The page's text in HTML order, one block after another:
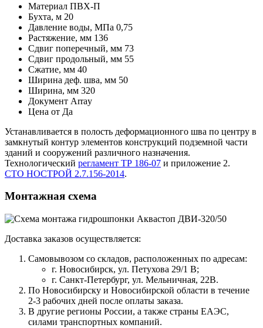
Материал ПВХ-П
Бухта, м 20
Давление воды, МПа 0,75
Растяжение, мм 136
Сдвиг поперечный, мм 73
Сдвиг продольный, мм 55
Сжатие, мм 40
Ширина деф. шва, мм 50
Ширина, мм 320
Документ Array
Цена от Да
Устанавливается в полость деформационного шва по центру в
замкнутый контур элементов конструкций подземной части
зданий и сооружений различного назначения.
Технологический регламент ТР 186-07 и приложение 2.
СТО НОСТРОЙ 2.7.156-2014.
Монтажная схема
Доставка заказов осуществляется:
Самовывозом со складов, расположенных по адресам:
г. Новосибирск, ул. Петухова 29/1 В;
г. Санкт-Петербург, ул. Мельничная, 22В.
По Новосибирску и Новосибирской области в течение
2-3 рабочих дней после оплаты заказа.
В другие регионы России, а также страны ЕАЭС,
силами транспортных компаний.